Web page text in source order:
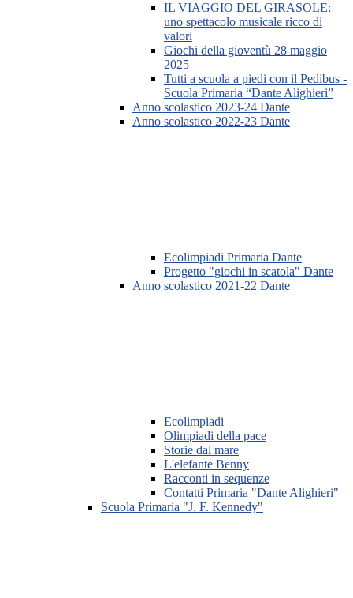
IL VIAGGIO DEL GIRASOLE:
uno spettacolo musicale ricco di
valori
Giochi della gioventù 28 maggio
2025
Tutti a scuola a piedi con il Pedibus -
Scuola Primaria “Dante Alighieri”
Anno scolastico 2023-24 Dante
Anno scolastico 2022-23 Dante
Ecolimpiadi Primaria Dante
Progetto "giochi in scatola" Dante
Anno scolastico 2021-22 Dante
Ecolimpiadi
Olimpiadi della pace
Storie dal mare
L'elefante Benny
Racconti in sequenze
Contatti Primaria "Dante Alighieri"
Scuola Primaria "J. F. Kennedy"